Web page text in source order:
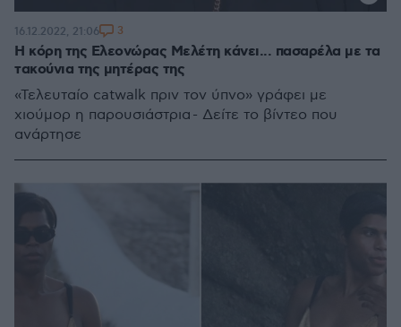
Η κόρη της Ελεονώρας Μελέτη κάνει... πασαρέλα με τα
τακούνια της μητέρας της
«Τελευταίο catwalk πριν τον ύπνο» γράφει με
χιούμορ η παρουσιάστρια - Δείτε το βίντεο που
ανάρτησε
16.12.2022, 21:06 3